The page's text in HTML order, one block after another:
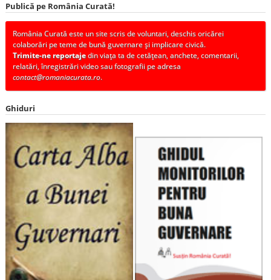
Publică pe România Curată!
România Curată este un site scris de voluntari, deschis oricărei
colaborări pe teme de bună guvernare și implicare civică.
Trimite-ne reportajedin viața ta de cetățean, anchete, comentarii,
relatări, înregistrări video sau fotografii pe adresa
contact@romaniacurata.ro.
Ghiduri